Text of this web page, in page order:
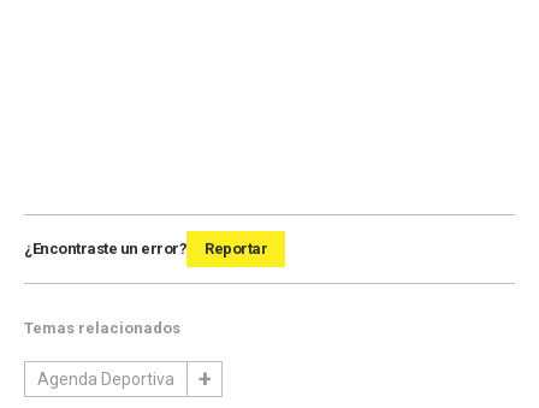
¿Encontraste un error? Reportar
Temas relacionados
Agenda Deportiva